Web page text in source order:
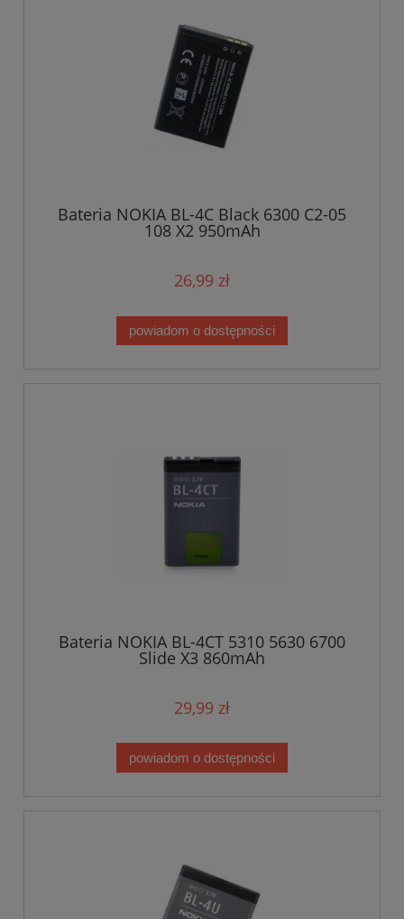
Bateria NOKIA BL-4C Black 6300 C2-05
108 X2 950mAh
26,99 zł
powiadom o dostępności
Bateria NOKIA BL-4CT 5310 5630 6700
Slide X3 860mAh
29,99 zł
powiadom o dostępności